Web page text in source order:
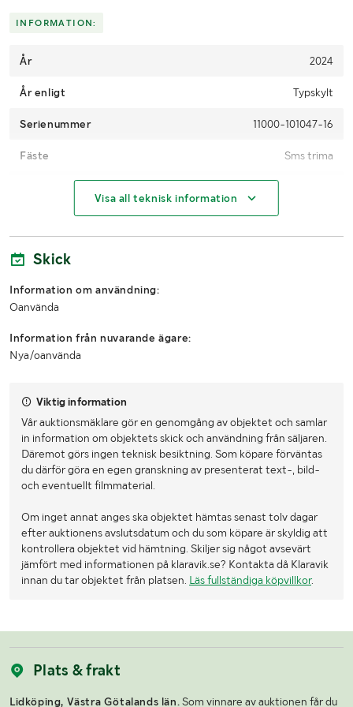
Skicka en finansieringsförfrågan här
INFORMATION:
År 2024
År enligt Typskylt
Serienummer 11000-101047-16
Fäste Sms trima
Hydraulisk spridning
Antal
MÅTT OCH VIKT:
Maxlast (kg)
Tjocklek på gafflar (mm) 40
Längd (mm) 1450
Bredd (mm)
Höjd (mm) 550
Visa all teknisk information
Skick
Information om användning:
Oanvända
Information från nuvarande ägare:
Nya/oanvända
Viktig information
Vår auktionsmäklare gör en genomgång av objektet och samlar
in information om objektets skick och användning från säljaren.
Däremot görs ingen teknisk besiktning. Som köpare förväntas
du därför göra en egen granskning av presenterat text-, bild-
och eventuellt filmmaterial.
Om inget annat anges ska objektet hämtas senast tolv dagar
efter auktionens avslutsdatum och du som köpare är skyldig att
kontrollera objektet vid hämtning. Skiljer sig något avsevärt
jämfört med informationen på klaravik.se? Kontakta då Klaravik
innan du tar objektet från platsen. Läs fullständiga köpvillkor.
Plats & frakt
Lidköping, Västra Götalands län. Som vinnare av auktionen får du